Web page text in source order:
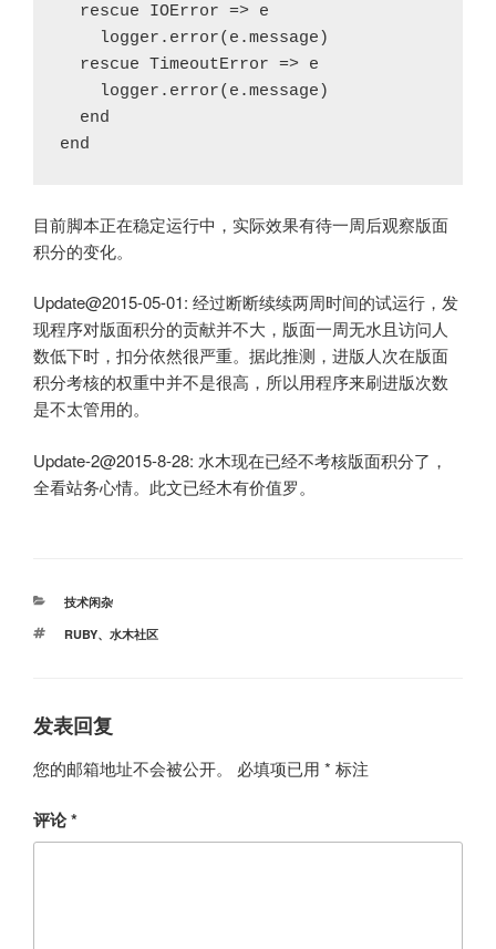
  rescue IOError => e
    logger.error(e.message)
  rescue TimeoutError => e
    logger.error(e.message)
  end
目前脚本正在稳定运行中，实际效果有待一周后观察版面
积分的变化。
Update@2015-05-01: 经过断断续续两周时间的试运行，发
现程序对版面积分的贡献并不大，版面一周无水且访问人
数低下时，扣分依然很严重。据此推测，进版人次在版面
积分考核的权重中并不是很高，所以用程序来刷进版次数
是不太管用的。
Update-2@2015-8-28: 水木现在已经不考核版面积分了，
全看站务心情。此文已经木有价值罗。
分
技术闲杂
标
RUBY、 水木社区
发表回复
您的邮箱地址不会被公开。 必填项已用 * 标注
评论*